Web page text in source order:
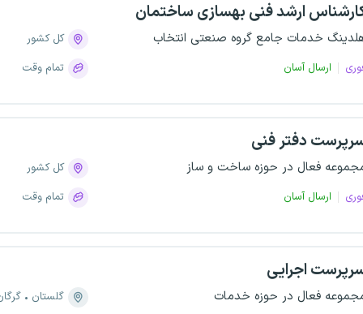
ارشد فنی بهسازی ساختمان
خدمات جامع گروه صنعتی انتخاب
ارسال آسان
کل کشور
تمام وقت
دفتر فنی
فعال در حوزه ساخت و ساز
ارسال آسان
کل کشور
تمام وقت
اجرایی
فعال در حوزه خدمات گلستان